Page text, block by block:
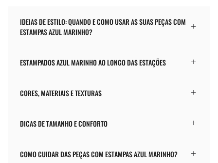
IDEIAS DE ESTILO: QUANDO E COMO USAR AS SUAS PEÇAS COM
ESTAMPAS AZUL MARINHO?
ESTAMPADOS AZUL MARINHO AO LONGO DAS ESTAÇÕES
CORES, MATERIAIS E TEXTURAS
DICAS DE TAMANHO E CONFORTO
COMO CUIDAR DAS PEÇAS COM ESTAMPAS AZUL MARINHO?